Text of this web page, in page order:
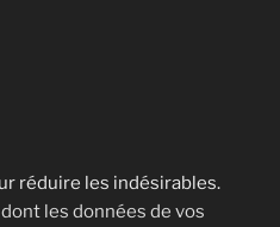
réduire les indésirables.
les données de vos